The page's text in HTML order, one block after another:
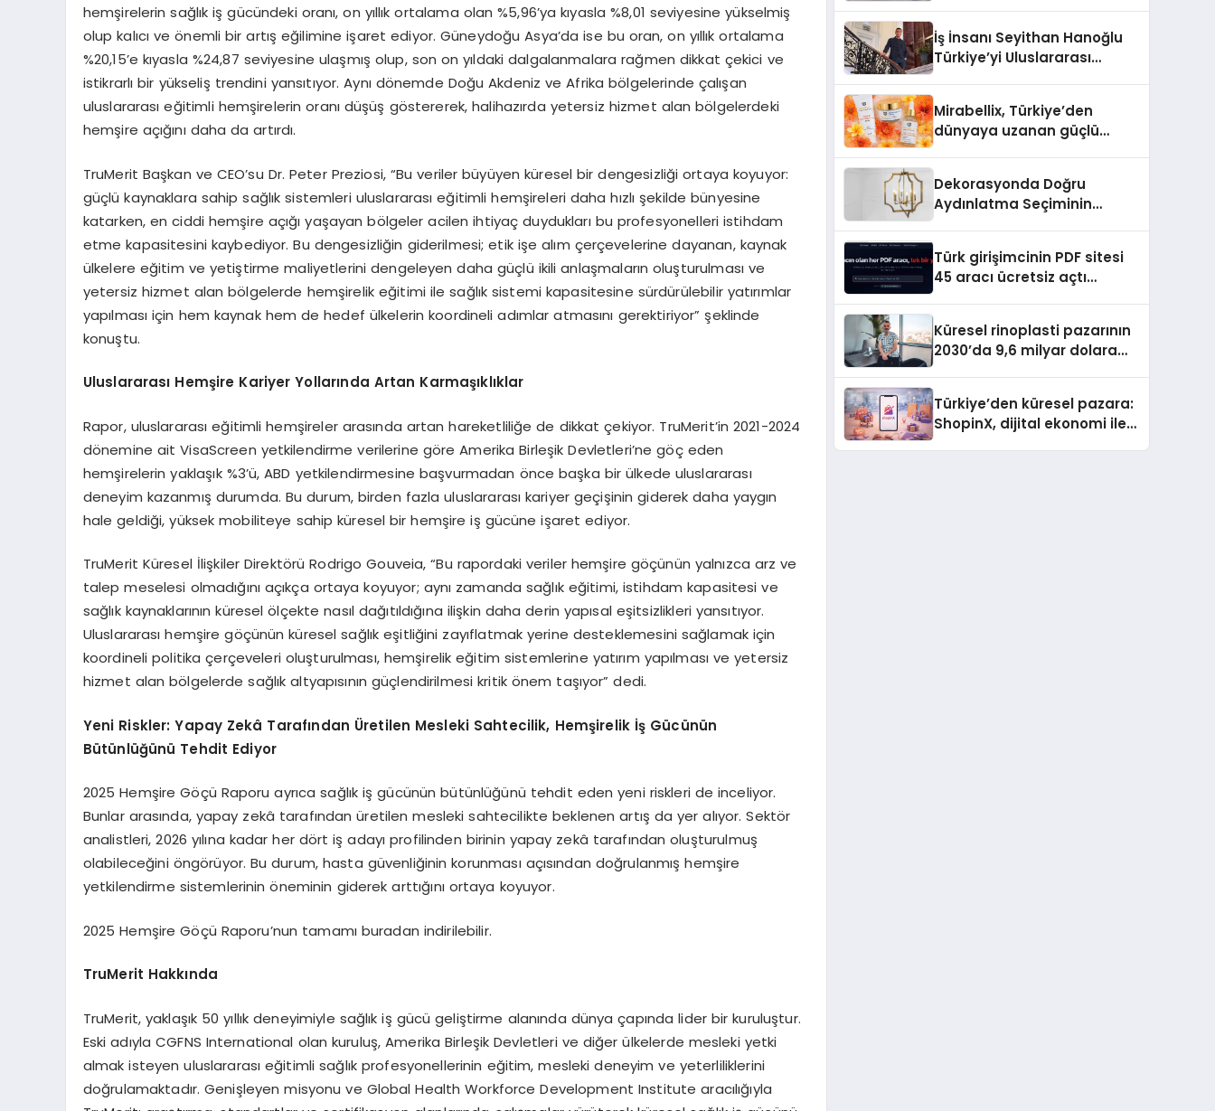
hemşirelerin sağlık iş gücündeki oranı, on yıllık ortalama olan %5,96’ya kıyasla %8,01 seviyesine yükselmiş
olup kalıcı ve önemli bir artış eğilimine işaret ediyor. Güneydoğu Asya’da ise bu oran, on yıllık ortalama
%20,15’e kıyasla %24,87 seviyesine ulaşmış olup, son on yıldaki dalgalanmalara rağmen dikkat çekici ve
istikrarlı bir yükseliş trendini yansıtıyor. Aynı dönemde Doğu Akdeniz ve Afrika bölgelerinde çalışan
uluslararası eğitimli hemşirelerin oranı düşüş göstererek, halihazırda yetersiz hizmet alan bölgelerdeki
hemşire açığını daha da artırdı.
TruMerit Başkan ve CEO’su Dr. Peter Preziosi, “Bu veriler büyüyen küresel bir dengesizliği ortaya koyuyor:
güçlü kaynaklara sahip sağlık sistemleri uluslararası eğitimli hemşireleri daha hızlı şekilde bünyesine
katarken, en ciddi hemşire açığı yaşayan bölgeler acilen ihtiyaç duydukları bu profesyonelleri istihdam
etme kapasitesini kaybediyor. Bu dengesizliğin giderilmesi; etik işe alım çerçevelerine dayanan, kaynak
ülkelere eğitim ve yetiştirme maliyetlerini dengeleyen daha güçlü ikili anlaşmaların oluşturulması ve
yetersiz hizmet alan bölgelerde hemşirelik eğitimi ile sağlık sistemi kapasitesine sürdürülebilir yatırımlar
yapılması için hem kaynak hem de hedef ülkelerin koordineli adımlar atmasını gerektiriyor” şeklinde
konuştu.
Uluslararası Hemşire Kariyer Yollarında Artan Karmaşıklıklar
Rapor, uluslararası eğitimli hemşireler arasında artan hareketliliğe de dikkat çekiyor. TruMerit’in 2021-2024
dönemine ait VisaScreen yetkilendirme verilerine göre Amerika Birleşik Devletleri’ne göç eden
hemşirelerin yaklaşık %3’ü, ABD yetkilendirmesine başvurmadan önce başka bir ülkede uluslararası
deneyim kazanmış durumda. Bu durum, birden fazla uluslararası kariyer geçişinin giderek daha yaygın
hale geldiği, yüksek mobiliteye sahip küresel bir hemşire iş gücüne işaret ediyor.
TruMerit Küresel İlişkiler Direktörü Rodrigo Gouveia, “Bu rapordaki veriler hemşire göçünün yalnızca arz ve
talep meselesi olmadığını açıkça ortaya koyuyor; aynı zamanda sağlık eğitimi, istihdam kapasitesi ve
sağlık kaynaklarının küresel ölçekte nasıl dağıtıldığına ilişkin daha derin yapısal eşitsizlikleri yansıtıyor.
Uluslararası hemşire göçünün küresel sağlık eşitliğini zayıflatmak yerine desteklemesini sağlamak için
koordineli politika çerçeveleri oluşturulması, hemşirelik eğitim sistemlerine yatırım yapılması ve yetersiz
hizmet alan bölgelerde sağlık altyapısının güçlendirilmesi kritik önem taşıyor” dedi.
Yeni Riskler: Yapay Zekâ Tarafından Üretilen Mesleki Sahtecilik, Hemşirelik İş Gücünün
Bütünlüğünü Tehdit Ediyor
2025 Hemşire Göçü Raporu ayrıca sağlık iş gücünün bütünlüğünü tehdit eden yeni riskleri de inceliyor.
Bunlar arasında, yapay zekâ tarafından üretilen mesleki sahtecilikte beklenen artış da yer alıyor. Sektör
analistleri, 2026 yılına kadar her dört iş adayı profilinden birinin yapay zekâ tarafından oluşturulmuş
olabileceğini öngörüyor. Bu durum, hasta güvenliğinin korunması açısından doğrulanmış hemşire
yetkilendirme sistemlerinin öneminin giderek arttığını ortaya koyuyor.
2025 Hemşire Göçü Raporu’nun tamamı buradan indirilebilir.
TruMerit Hakkında
TruMerit, yaklaşık 50 yıllık deneyimiyle sağlık iş gücü geliştirme alanında dünya çapında lider bir kuruluştur.
Eski adıyla CGFNS International olan kuruluş, Amerika Birleşik Devletleri ve diğer ülkelerde mesleki yetki
almak isteyen uluslararası eğitimli sağlık profesyonellerinin eğitim, mesleki deneyim ve yeterliliklerini
doğrulamaktadır. Genişleyen misyonu ve Global Health Workforce Development Institute aracılığıyla
İş İnsanı Seyithan Hanoğlu
Türkiye’yi Uluslararası
Mirabellix, Türkiye’den
dünyaya uzanan güçlü
Dekorasyonda Doğru
Aydınlatma Seçiminin
Türk girişimcinin PDF sitesi
45 aracı ücretsiz açtı
Küresel rinoplasti pazarının
2030’da 9,6 milyar dolara
Türkiye’den küresel pazara:
ShopinX, dijital ekonomi ile